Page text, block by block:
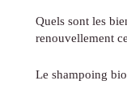
Quels sont les
renouvellement
Le shampoing